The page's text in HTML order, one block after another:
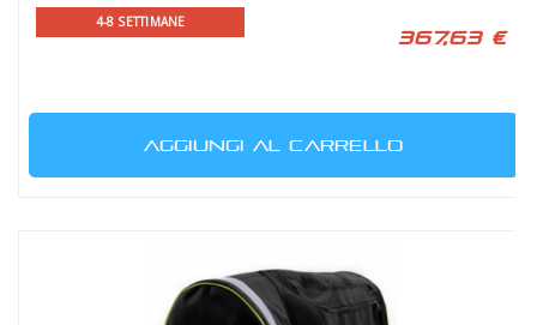
4-8 SETTIMANE
367,63 €
AGGIUNGI AL CARRELLO